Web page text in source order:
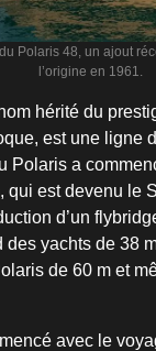
Polaris 48, un ajout
l’origine en 1961.
hérité du
est une ligne
Polaris a
qui est devenu le
d’un
des yachts de 38
de 60 m et
avec le